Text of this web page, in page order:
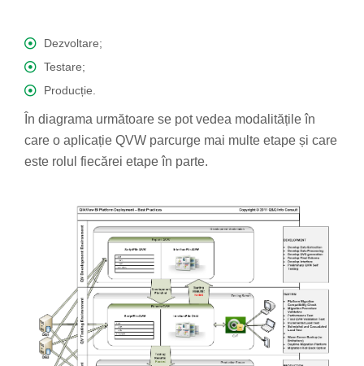
Dezvoltare;
Testare;
Producție.
În diagrama următoare se pot vedea modalitățile în
care o aplicație QVW parcurge mai multe etape și care
este rolul fiecărei etape în parte.